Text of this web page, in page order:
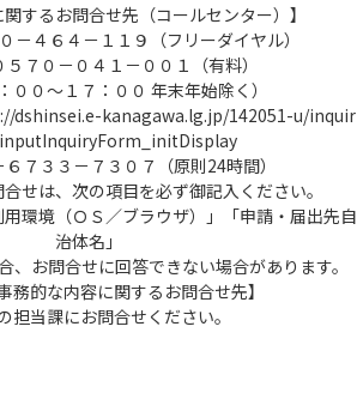
関するお問合せ先（コールセンター）】
－４６４－１１９（フリーダイヤル）
７０－０４１－００１（有料）
００～１７：００ 年末年始除く）
dshinsei.e-kanagawa.lg.jp/142051-u/inquir
６７３３－７３０７（原則24時間）
せは、次の項目を必ず御記入ください。
用環境（ＯＳ／ブラウザ）」「申請・届出先自
治体名」
、お問合せに回答できない場合があります。
務的な内容に関するお問合せ先】
担当課にお問合せください。